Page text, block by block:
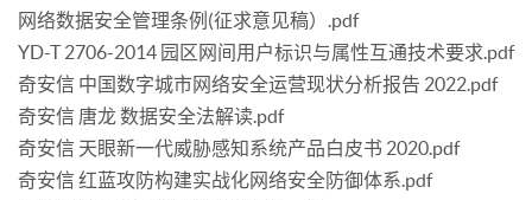
网络数据安全管理条例(征求意见稿）.pdf
YD-T 2706-2014 园区网间用户标识与属性互通技术要求.pdf
奇安信 中国数字城市网络安全运营现状分析报告 2022.pdf
奇安信 唐龙 数据安全法解读.pdf
奇安信 天眼新一代威胁感知系统产品白皮书 2020.pdf
奇安信 红蓝攻防构建实战化网络安全防御体系.pdf